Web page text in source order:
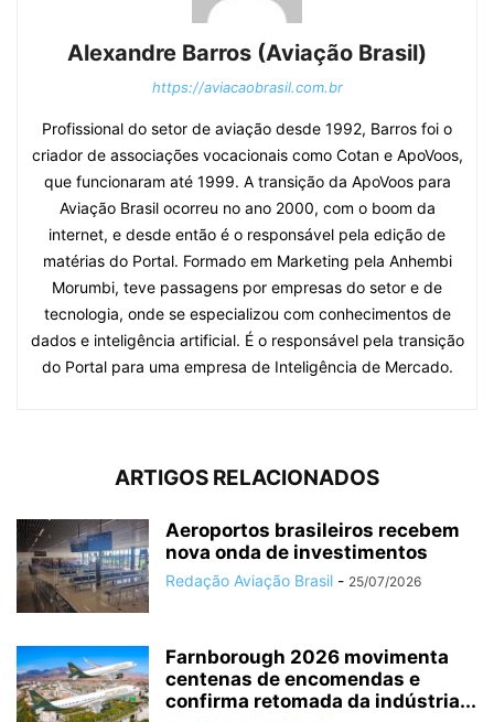
Alexandre Barros (Aviação Brasil)
https://aviacaobrasil.com.br
Profissional do setor de aviação desde 1992, Barros foi o
criador de associações vocacionais como Cotan e ApoVoos,
que funcionaram até 1999. A transição da ApoVoos para
Aviação Brasil ocorreu no ano 2000, com o boom da
internet, e desde então é o responsável pela edição de
matérias do Portal. Formado em Marketing pela Anhembi
Morumbi, teve passagens por empresas do setor e de
tecnologia, onde se especializou com conhecimentos de
dados e inteligência artificial. É o responsável pela transição
do Portal para uma empresa de Inteligência de Mercado.
ARTIGOS RELACIONADOS
Aeroportos brasileiros recebem
nova onda de investimentos
Redação Aviação Brasil - 25/07/2026
Farnborough 2026 movimenta
centenas de encomendas e
confirma retomada da indústria...